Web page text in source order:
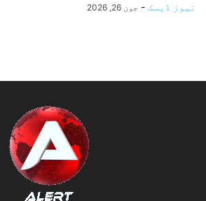
نیوز ڈیسک - جون 26, 2026